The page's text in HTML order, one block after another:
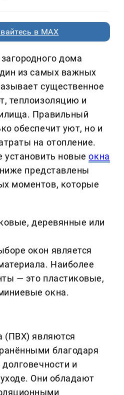
в MAX
дома
из самых важных
существенное
теплоизоляцию и
Правильный
обеспечит уют, но и
на отопление.
установить новыеокна
представлены
моментов, которые
деревянные или
окон является
Наиболее
— это пластиковые,
окна.
(ПВХ) являются
благодаря
и
Они обладают